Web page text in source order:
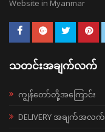
Website in Myanmar
သတင်းအချက်လက်
ကျွန်တော်တို့အကြောင်း
DELIVERY အချက်အလက်